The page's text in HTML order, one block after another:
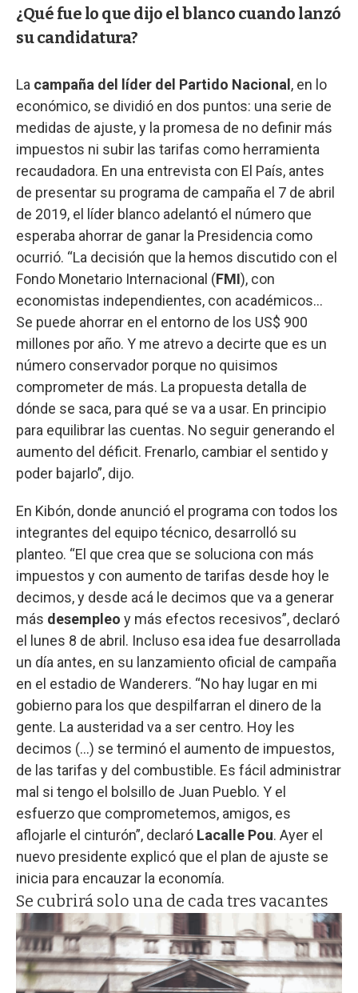
¿Qué fue lo que dijo el blanco cuando lanzó
su candidatura?
La campaña del líder del Partido Nacional , en lo
económico, se dividió en dos puntos: una serie de
medidas de ajuste, y la promesa de no definir más
impuestos ni subir las tarifas como herramienta
recaudadora. En una entrevista con El País, antes
de presentar su programa de campaña el 7 de abril
de 2019, el líder blanco adelantó el número que
esperaba ahorrar de ganar la Presidencia como
ocurrió. “La decisión que la hemos discutido con el
Fondo Monetario Internacional (FMI), con
economistas independientes, con académicos…
Se puede ahorrar en el entorno de los US$ 900
millones por año. Y me atrevo a decirte que es un
número conservador porque no quisimos
comprometer de más. La propuesta detalla de
dónde se saca, para qué se va a usar. En principio
para equilibrar las cuentas. No seguir generando el
aumento del déficit. Frenarlo, cambiar el sentido y
poder bajarlo”, dijo.
En Kibón, donde anunció el programa con todos los
integrantes del equipo técnico, desarrolló su
planteo. “El que crea que se soluciona con más
impuestos y con aumento de tarifas desde hoy le
decimos, y desde acá le decimos que va a generar
más desempleo y más efectos recesivos”, declaró
el lunes 8 de abril. Incluso esa idea fue desarrollada
un día antes, en su lanzamiento oficial de campaña
en el estadio de Wanderers. “No hay lugar en mi
gobierno para los que despilfarran el dinero de la
gente. La austeridad va a ser centro. Hoy les
decimos (...) se terminó el aumento de impuestos,
de las tarifas y del combustible. Es fácil administrar
mal si tengo el bolsillo de Juan Pueblo. Y el
esfuerzo que comprometemos, amigos, es
aflojarle el cinturón”, declaró Lacalle Pou. Ayer el
nuevo presidente explicó que el plan de ajuste se
inicia para encauzar la economía.
Se cubrirá solo una de cada tres vacantes